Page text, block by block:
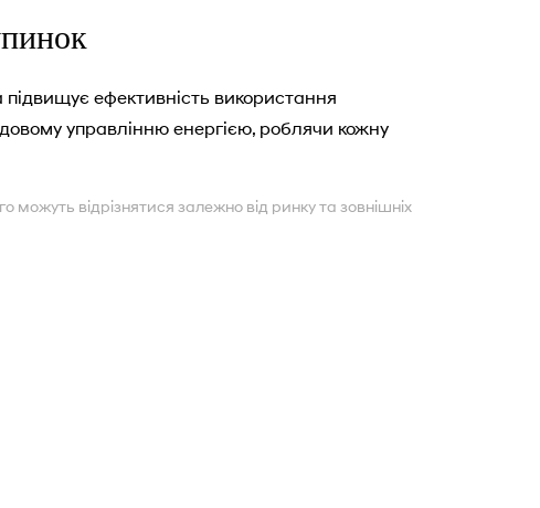
ефективність використання
управлінню енергією, роблячи кожну
можуть відрізнятися залежно від ринку та зовнішніх